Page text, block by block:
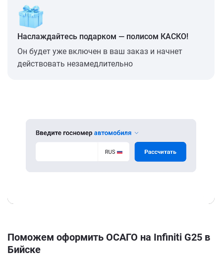
Наслаждайтесь подарком — полисом КАСКО!
Он будет уже включен в ваш заказ и начнет
действовать незамедлительно
Поможем оформить ОСАГО на Infiniti G25 в
Бийске